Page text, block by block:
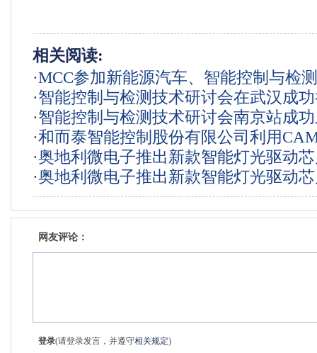
相关阅读:
·MCC参加新能源汽车、智能控制与检
会
·智能控制与检测技术研讨会在武汉成
·智能控制与检测技术研讨会南京站成
·和而泰智能控制股份有限公司利用
造执行系统MES出色地实现了质量改进
·奥地利微电子推出新款智能灯光驱动
了三个独立的LED智能控制引擎
·奥地利微电子推出新款智能灯光驱动
了三个独立的LED智能控制引擎
网友评论：
登录(请登录发言，并遵守相关规定)